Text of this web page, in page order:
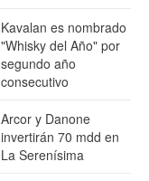
Kavalan es nombrado
"Whisky del Año" por
segundo año
consecutivo
Arcor y Danone
invertirán 70 mdd en
La Serenísima